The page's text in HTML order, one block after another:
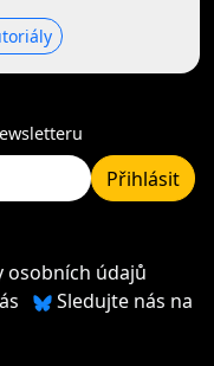
Přihlásit
osobních údajů
Sledujte nás na